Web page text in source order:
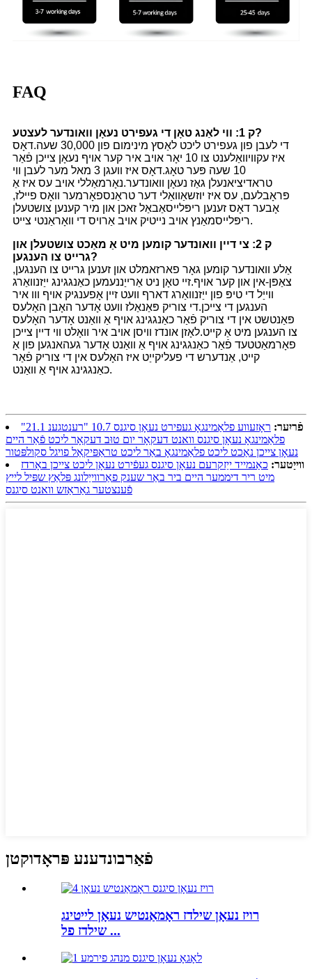
FAQ
ק 1: ווי לאַנג טאָן די געפירט נעאָן וואונדער לעצטע?
די לעבן פון געפירט ליכט לאַסץ מינימום פון 30,000 שעה.דאָס
איז עקוויוואַלענט צו 10 יאָר אויב איר קער אויף נעאָן צייכן פֿאַר
10 שעה פּער טאָג.דאָס איז וועגן 3 מאל מער לעבן ווי
טראדיציאנעלן גאַז נעאָן וואונדער.נאָרמאַללי אויב עס איז אַ
פּראָבלעם, עס איז יוזשאַוואַלי דער טראַנספאָרמער וואָס פיילז,
אָבער דאָס זענען ריפּלייסאַבאַל זאכן און מיר קענען צושטעלן
ריפּלייסמאַנץ אויב נייטיק אויב אַרויס די וואָראַנטי צייט.
ק 2: צי דיין וואונדער קומען מיט אַ מאַכט צושטעלן און
גרייט צו הענגען?
אַלע וואונדער קומען גאָר פארזאמלט און זענען גרייט צו הענגען,
צאַפּן-אין און קער אויף.זיי טאָן ניט אַרייַננעמען כאַנגגינג ייַזנוואַרג
ווייַל די טיפּ פון ייַזנוואַרג דארף וועט זיין אָפענגיק אויף ווו איר
הענגען די צייכן.די צוריק פּאַנאַלז וועט אָדער האָבן האָלעס
פּאַנטשט אין די צוריק פֿאַר כאַנגגינג אויף אַ וואַנט אָדער האָלעס
צו הענגען מיט אַ קייט.לאָזן אונדז וויסן אויב איר וואָלט ווי דיין צייכן
פאָרמאַטטעד פֿאַר כאַנגגינג אויף אַ וואַנט אָדער געהאנגען פון אַ
קייט, אַנדערש די פעליקייַט איז האָלעס אין די צוריק פֿאַר
כאַנגגינג אויף אַ וואַנט.
פֿריִער:
ראָזעווע פלאַמינגאָ געפירט נעאָן סיגנס 10.7 "רענטגענ 21.1"
פלאַמינגאָ נעאָן סיגנס וואנט דעקאָר יום טוּב דעקאָר ליכט פֿאַר היים
נעאָן צייכן נאַכט ליכט פלאַמינגאָ באַר ליכט טראַפּיקאַל פויגל סקולפּטור
ווייַטער: כאַנמייד ייַזקרעם נעאָן סיגנס געפֿירט נעאָן ליכט צייכן באָרדז
מיט ריר דיממער היים ביר באַר שענק פאַרווייַלונג פּלאַץ שפּיל לייץ
פֿענצטער גאַראַזש וואנט סיגנס
פֿאַרבונדענע פּראָדוקטן
רויז נעאָן שילדז ראָמאַנטיש נעאָן לייטינג
שילדז פל ...